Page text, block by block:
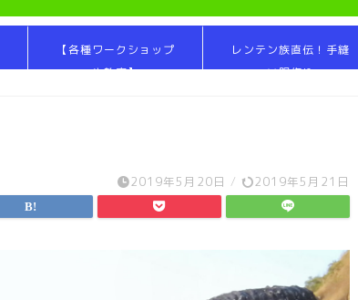
【各種ワークショップ
や教室】
レンテン族直伝！手縫
い服作り
2019年5月20日 / 2019年5月21日